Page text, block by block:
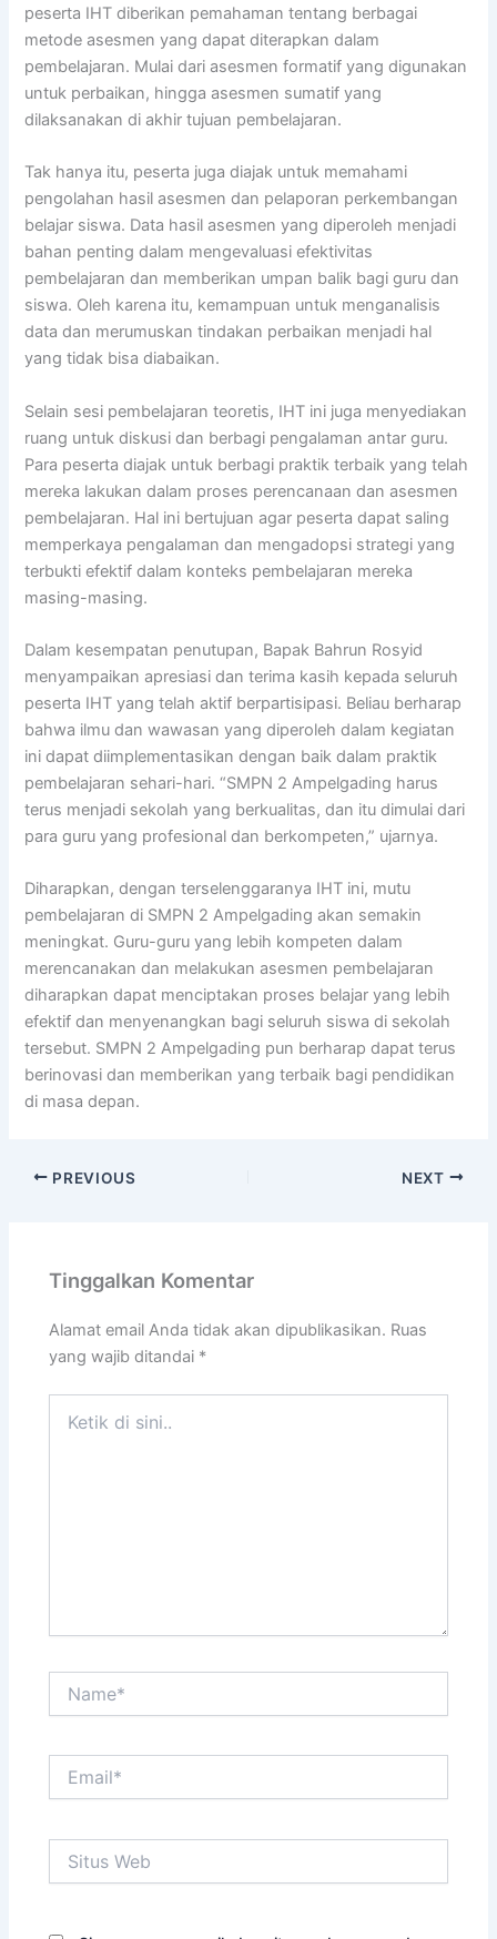
peserta IHT diberikan pemahaman tentang berbagai
metode asesmen yang dapat diterapkan dalam
pembelajaran. Mulai dari asesmen formatif yang digunakan
untuk perbaikan, hingga asesmen sumatif yang
dilaksanakan di akhir tujuan pembelajaran.
Tak hanya itu, peserta juga diajak untuk memahami
pengolahan hasil asesmen dan pelaporan perkembangan
belajar siswa. Data hasil asesmen yang diperoleh menjadi
bahan penting dalam mengevaluasi efektivitas
pembelajaran dan memberikan umpan balik bagi guru dan
siswa. Oleh karena itu, kemampuan untuk menganalisis
data dan merumuskan tindakan perbaikan menjadi hal
yang tidak bisa diabaikan.
Selain sesi pembelajaran teoretis, IHT ini juga menyediakan
ruang untuk diskusi dan berbagi pengalaman antar guru.
Para peserta diajak untuk berbagi praktik terbaik yang telah
mereka lakukan dalam proses perencanaan dan asesmen
pembelajaran. Hal ini bertujuan agar peserta dapat saling
memperkaya pengalaman dan mengadopsi strategi yang
terbukti efektif dalam konteks pembelajaran mereka
masing-masing.
Dalam kesempatan penutupan, Bapak Bahrun Rosyid
menyampaikan apresiasi dan terima kasih kepada seluruh
peserta IHT yang telah aktif berpartisipasi. Beliau berharap
bahwa ilmu dan wawasan yang diperoleh dalam kegiatan
ini dapat diimplementasikan dengan baik dalam praktik
pembelajaran sehari-hari. “SMPN 2 Ampelgading harus
terus menjadi sekolah yang berkualitas, dan itu dimulai dari
para guru yang profesional dan berkompeten,” ujarnya.
Diharapkan, dengan terselenggaranya IHT ini, mutu
pembelajaran di SMPN 2 Ampelgading akan semakin
meningkat. Guru-guru yang lebih kompeten dalam
merencanakan dan melakukan asesmen pembelajaran
diharapkan dapat menciptakan proses belajar yang lebih
efektif dan menyenangkan bagi seluruh siswa di sekolah
tersebut. SMPN 2 Ampelgading pun berharap dapat terus
berinovasi dan memberikan yang terbaik bagi pendidikan
di masa depan.
PREVIOUS NEXT
Tinggalkan Komentar
Alamat email Anda tidak akan dipublikasikan. Ruas
yang wajib ditandai *
Web